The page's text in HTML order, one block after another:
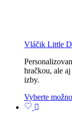
Vláčik Little
hračkou, ale
izby.
Vyberte